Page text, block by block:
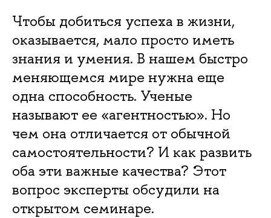
Чтобы добиться успеха в жизни,
оказывается, мало просто иметь
знания и умения. В нашем быстро
меняющемся мире нужна еще
одна способность. Ученые
называют ее «агентностью». Но
чем она отличается от обычной
самостоятельности? И как развить
оба эти важные качества? Этот
вопрос эксперты обсудили на
открытом семинаре.